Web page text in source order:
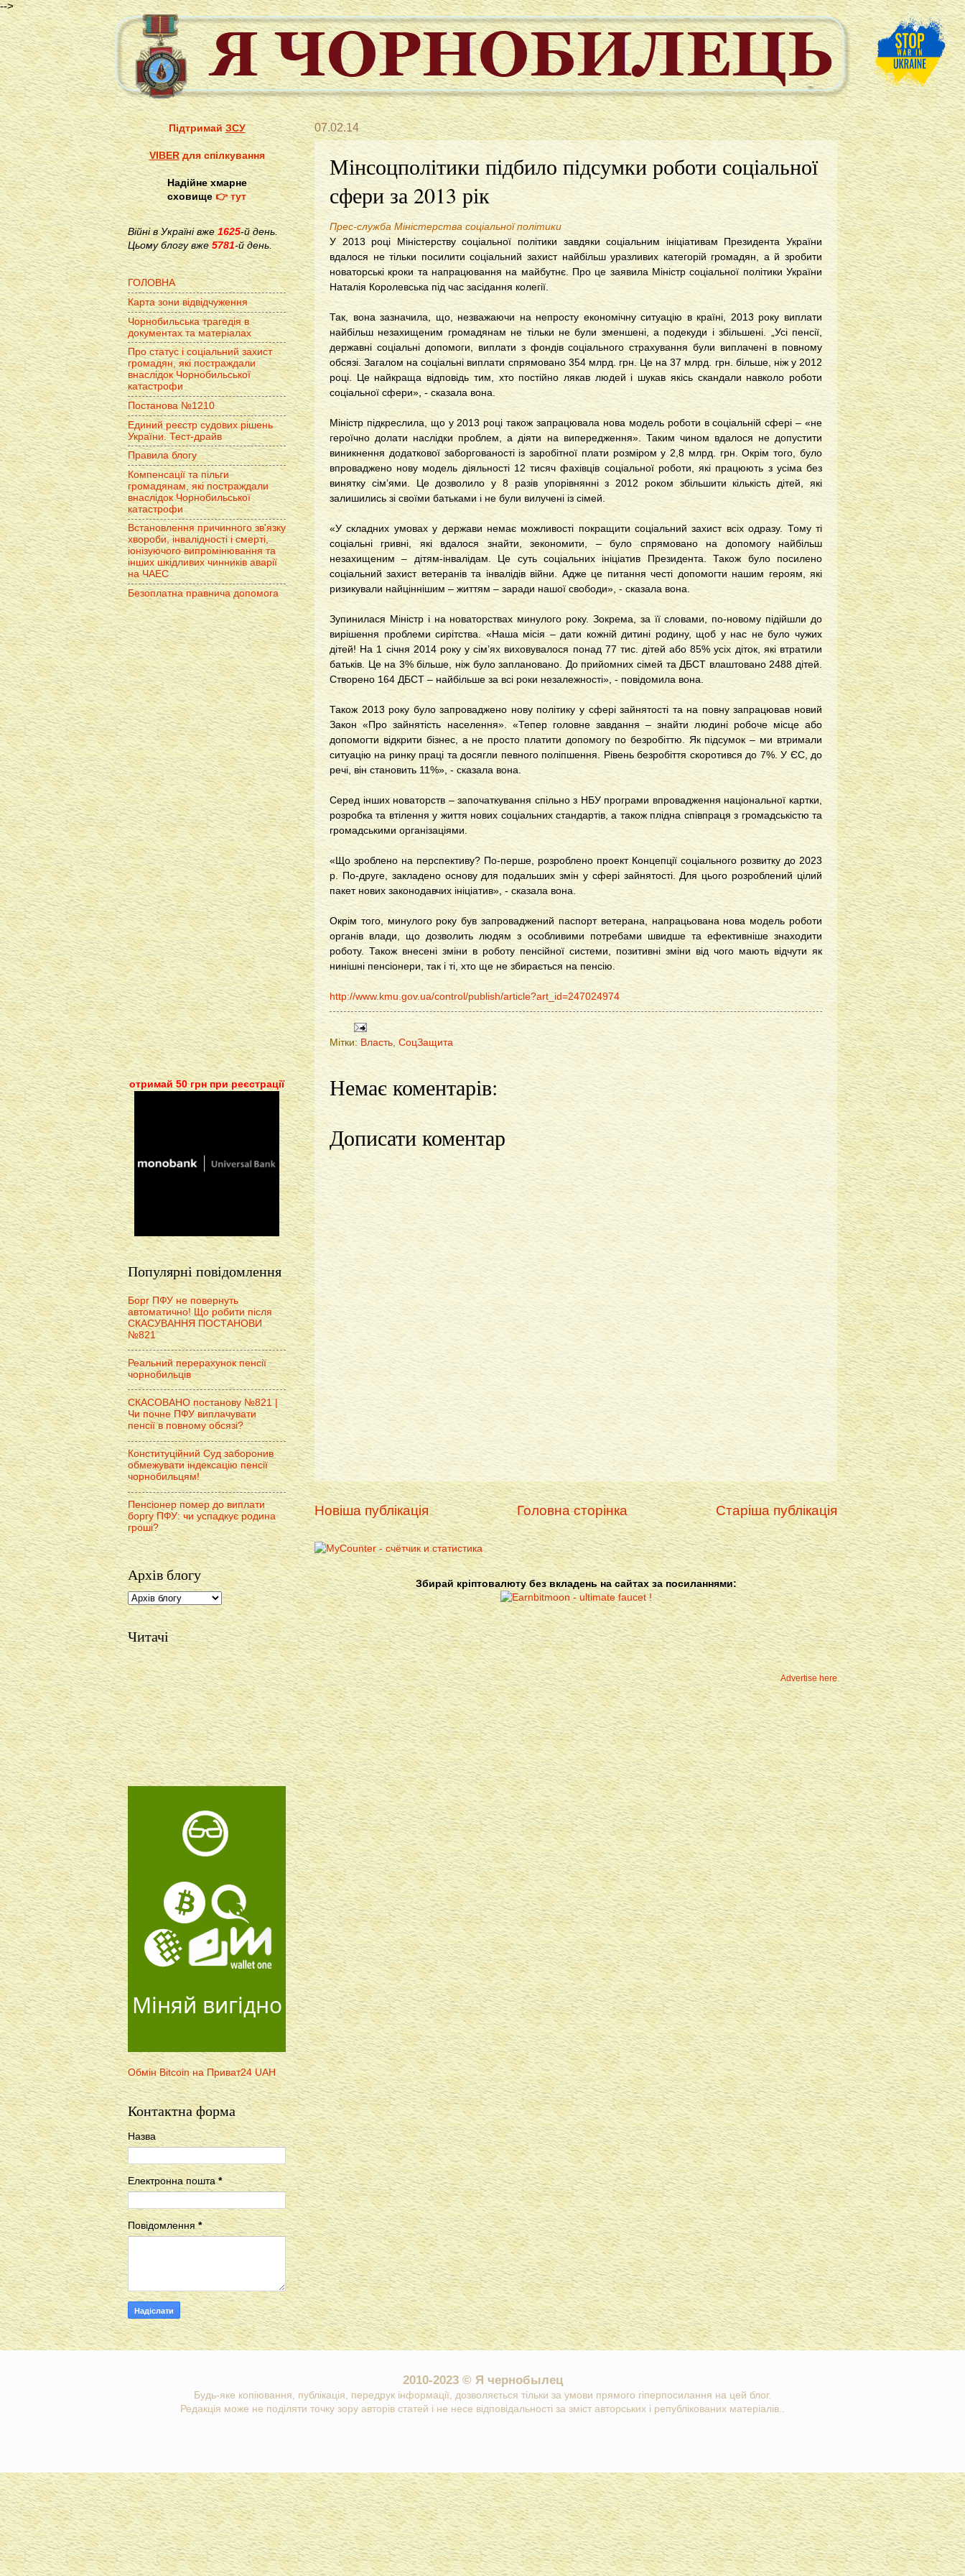
-->
07.02.14
Мінсоцполітики підбило підсумки роботи соціальної
сфери за 2013 рік
Прес-служба Міністерства соціальної політики
У 2013 році Міністерству соціальної політики завдяки соціальним ініціативам Президента України
вдалося не тільки посилити соціальний захист найбільш уразливих категорій громадян, а й зробити
новаторські кроки та напрацювання на майбутнє. Про це заявила Міністр соціальної політики України
Наталія Королевська під час засідання колегії.
Так, вона зазначила, що, незважаючи на непросту економічну ситуацію в країні, 2013 року виплати
найбільш незахищеним громадянам не тільки не були зменшені, а подекуди і збільшені. „Усі пенсії,
державні соціальні допомоги, виплати з фондів соціального страхування були виплачені в повному
обсязі. Загалом на соціальні виплати спрямовано 354 млрд. грн. Це на 37 млрд. грн. більше, ніж у 2012
році. Це найкраща відповідь тим, хто постійно лякав людей і шукав якісь скандали навколо роботи
соціальної сфери», - сказала вона.
Міністр підкреслила, що у 2013 році також запрацювала нова модель роботи в соціальній сфері – «не
героїчно долати наслідки проблем, а діяти на випередження». Таким чином вдалося не допустити
виникнення додаткової заборгованості із заробітної плати розміром у 2,8 млрд. грн. Окрім того, було
впроваджено нову модель діяльності 12 тисяч фахівців соціальної роботи, які працюють з усіма без
винятку сім’ями. Це дозволило у 8 разів упорівнянні з 2012 роком збільшити кількість дітей, які
залишились зі своїми батьками і не були вилучені із сімей.
«У складних умовах у держави немає можливості покращити соціальний захист всіх одразу. Тому ті
соціальні гривні, які вдалося знайти, зекономити, – було спрямовано на допомогу найбільш
незахищеним – дітям-інвалідам. Це суть соціальних ініціатив Президента. Також було посилено
соціальний захист ветеранів та інвалідів війни. Адже це питання честі допомогти нашим героям, які
ризикували найціннішим – життям – заради нашої свободи», - сказала вона.
Зупинилася Міністр і на новаторствах минулого року. Зокрема, за її словами, по-новому підійшли до
вирішення проблеми сирітства. «Наша місія – дати кожній дитині родину, щоб у нас не було чужих
дітей! На 1 січня 2014 року у сім’ях виховувалося понад 77 тис. дітей або 85% усіх діток, які втратили
батьків. Це на 3% більше, ніж було заплановано. До прийомних сімей та ДБСТ влаштовано 2488 дітей.
Створено 164 ДБСТ – найбільше за всі роки незалежності», - повідомила вона.
Також 2013 року було запроваджено нову політику у сфері зайнятості та на повну запрацював новий
Закон «Про зайнятість населення». «Тепер головне завдання – знайти людині робоче місце або
допомогти відкрити бізнес, а не просто платити допомогу по безробіттю. Як підсумок – ми втримали
ситуацію на ринку праці та досягли певного поліпшення. Рівень безробіття скоротився до 7%. У ЄС, до
речі, він становить 11%», - сказала вона.
Серед інших новаторств – започаткування спільно з НБУ програми впровадження національної картки,
розробка та втілення у життя нових соціальних стандартів, а також плідна співпраця з громадськістю та
громадськими організаціями.
«Що зроблено на перспективу? По-перше, розроблено проект Концепції соціального розвитку до 2023
р. По-друге, закладено основу для подальших змін у сфері зайнятості. Для цього розроблений цілий
пакет нових законодавчих ініціатив», - сказала вона.
Окрім того, минулого року був запроваджений паспорт ветерана, напрацьована нова модель роботи
органів влади, що дозволить людям з особливими потребами швидше та ефективніше знаходити
роботу. Також внесені зміни в роботу пенсійної системи, позитивні зміни від чого мають відчути як
нинішні пенсіонери, так і ті, хто ще не збирається на пенсію.
http://www.kmu.gov.ua/control/publish/article?art_id=247024974
Мітки: Власть, СоцЗащита
Немає коментарів:
Дописати коментар
Новіша публікація Старіша публікація
Головна сторінка
Збирай кріптовалюту без вкладень на сайтах за посиланнями:
Advertise here
ПідтримайЗСУ
VIBERдля спілкування
Надійне хмарне
сховище👉 тут
Війні в Україні вже1625-й день.
Цьому блогу вже 5781-й день.
ГОЛОВНА
Карта зони відвідчуження
Чорнобильська трагедія в
документах та матеріалах
Про статус і соціальний захист
громадян, які постраждали
внаслідок Чорнобильської
катастрофи
Постанова №1210
Единий реєстр судових рішень
України. Тест-драйв
Правила блогу
Компенсації та пільги
громадянам, які постраждали
внаслідок Чорнобильської
катастрофи
Встановлення причинного зв'язку
хвороби, інвалідності і смерті,
іонізуючого випромінювання та
інших шкідливих чинників аварії
на ЧАЕС
Безоплатна правнича допомога
отримай 50 грн при реєстрації
Популярні повідомлення
Борг ПФУ не повернуть
автоматично! Що робити після
СКАСУВАННЯ ПОСТАНОВИ
№821
Реальний перерахунок пенсії
чорнобильців
СКАСОВАНО постанову №821 |
Чи почне ПФУ виплачувати
пенсії в повному обсязі?
Конституційний Суд заборонив
обмежувати індексацію пенсії
чорнобильцям!
Пенсіонер помер до виплати
боргу ПФУ: чи успадкує родина
гроші?
Архів блогу
Читачі
Міняй вигідно
Обмін Bitcoin на Приват24 UAH
Контактна форма
Назва
Електронна пошта*
Повідомлення*
2010-2023 © Я чернобылец
Будь-яке копіювання, публікація, передрук інформації, дозволяється тільки за умови прямого гіперпосилання на цей блог.
Редакція може не поділяти точку зору авторів статей і не несе відповідальності за зміст авторських і републікованих матеріалів..